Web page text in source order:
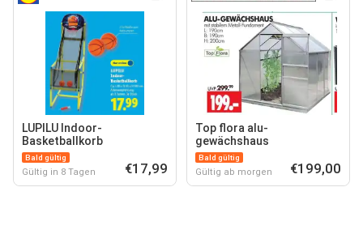
LUPILU Indoor-
Basketballkorb
Bald gültig
Gültig in 8 Tagen €17,99
Top flora alu-
gewächshaus
Bald gültig
Gültig ab morgen €199,00